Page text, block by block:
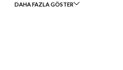
DAHA FAZLA GÖSTER